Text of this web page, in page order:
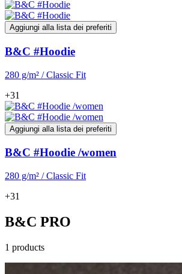
Aggiungi alla lista dei preferiti
B&C #Hoodie
280 g/m² / Classic Fit
+31
Aggiungi alla lista dei preferiti
B&C #Hoodie /women
280 g/m² / Classic Fit
+31
B&C PRO
1 products